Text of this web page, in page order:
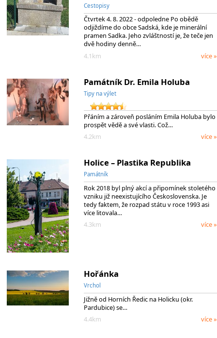
Cestopisy
Čtvrtek 4. 8. 2022 - odpoledne Po obědě
odjiždíme do obce Sadská, kde je minerální
pramen Sadka. Jeho zvláštností je, že teče jen
dvě hodiny denně…
4.1km
více »
Památník Dr. Emila Holuba
Tipy na výlet
Přáním a zároveň posláním Emila Holuba bylo
prospět vědě a své vlasti. Což…
4.2km
více »
Holice – Plastika Republika
Památník
Rok 2018 byl plný akcí a připomínek stoletého
vzniku již neexistujícího Československa. Je
tedy faktem, že rozpad státu v roce 1993 asi
více litovala…
4.3km
více »
Hořánka
Vrchol
Jižně od Horních Ředic na Holicku (okr.
Pardubice) se…
4.4km
více »